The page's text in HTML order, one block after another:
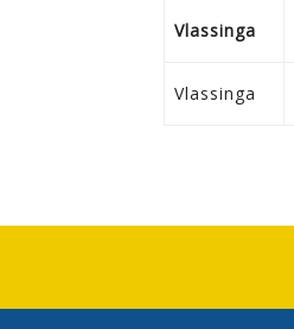
Vlassinga
Vlassinga